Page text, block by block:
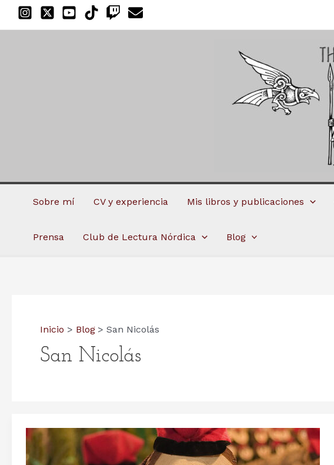
Sobre mí CV y experiencia Mis libros y publicaciones
Prensa Club de Lectura Nórdica Blog
Inicio Blog San Nicolás
San Nicolás